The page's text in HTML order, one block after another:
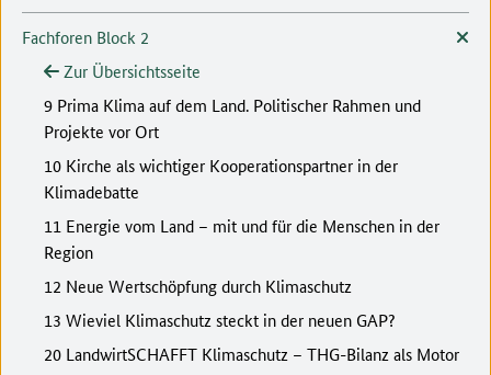
Fachforen Block 2
Zur Übersichtsseite
9 Prima Klima auf dem Land. Politischer Rahmen und
Projekte vor Ort
10 Kirche als wichtiger Kooperationspartner in der
Klimadebatte
11 Energie vom Land – mit und für die Menschen in der
Region
12 Neue Wertschöpfung durch Klimaschutz
13 Wieviel Klimaschutz steckt in der neuen GAP?
20 LandwirtSCHAFFT Klimaschutz – THG-Bilanz als Motor